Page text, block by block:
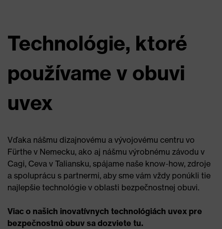
Technológie, ktoré
používame v obuvi
uvex
Vďaka nášmu dizajnovému a vývojovému centru vo
Fürthe v Nemecku, ako aj nášmu výrobnému závodu v
Cagi, Ceva v Taliansku, spájame naše know-how, zdroje
a spoluprácu s partnermi, aby sme vám vždy ponúkli tie
najlepšie technológie v oblasti bezpečnostnej obuvi.
Viac o našich inovatívnych technológiách uvex pre
bezpečnostnú obuv sa dozviete tu.